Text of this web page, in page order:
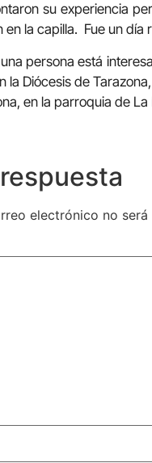
su experiencia
la capilla. Fue un día
persona está
la Diócesis de
en la parroquia de
electrónico no será